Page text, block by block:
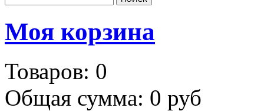
Моя корзина
Товаров: 0
Общая сумма: 0 руб